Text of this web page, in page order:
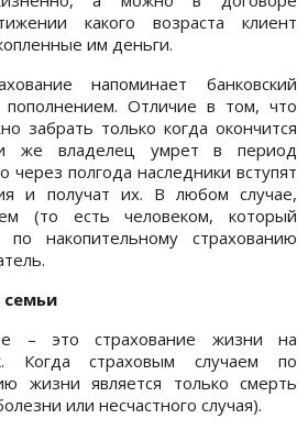
какого возраста клиент
им деньги.
напоминает банковский
Отличие в том, что
забрать только когда окончится
же владелец умрет в период
через полгода наследники вступят
и получат их. В любом случае,
(то есть человеком, который
по накопительному страхованию
семьи
– это страхование жизни на
Когда страховым случаем по
жизни является только смерть
или несчастного случая).